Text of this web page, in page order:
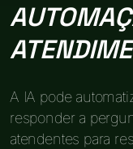
A IA pode
responder a
atendentes para